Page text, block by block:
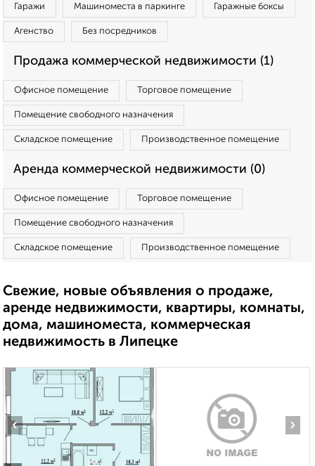
Гаражи Машиноместа в паркинге Гаражные боксы
Агенство Без посредников
Продажа коммерческой недвижимости (1)
Офисное помещение Торговое помещение
Помещение свободного назначения
Складское помещение Производственное помещение
Аренда коммерческой недвижимости (0)
Офисное помещение Торговое помещение
Помещение свободного назначения
Складское помещение Производственное помещение
Свежие, новые объявления о продаже,
аренде недвижимости, квартиры, комнаты,
дома, машиноместа, коммерческая
недвижимость в Липецке
‹ ›